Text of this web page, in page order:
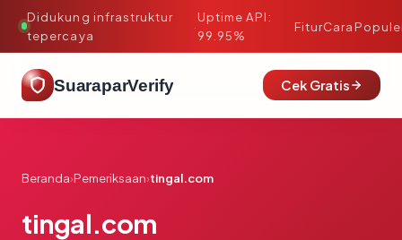
Didukung infrastruktur
tepercaya
·
Uptime API:
99.95%
FiturCara
SuaraparVerify Cek Gratis
Beranda›Pemeriksaan›tingal.com
tingal.com